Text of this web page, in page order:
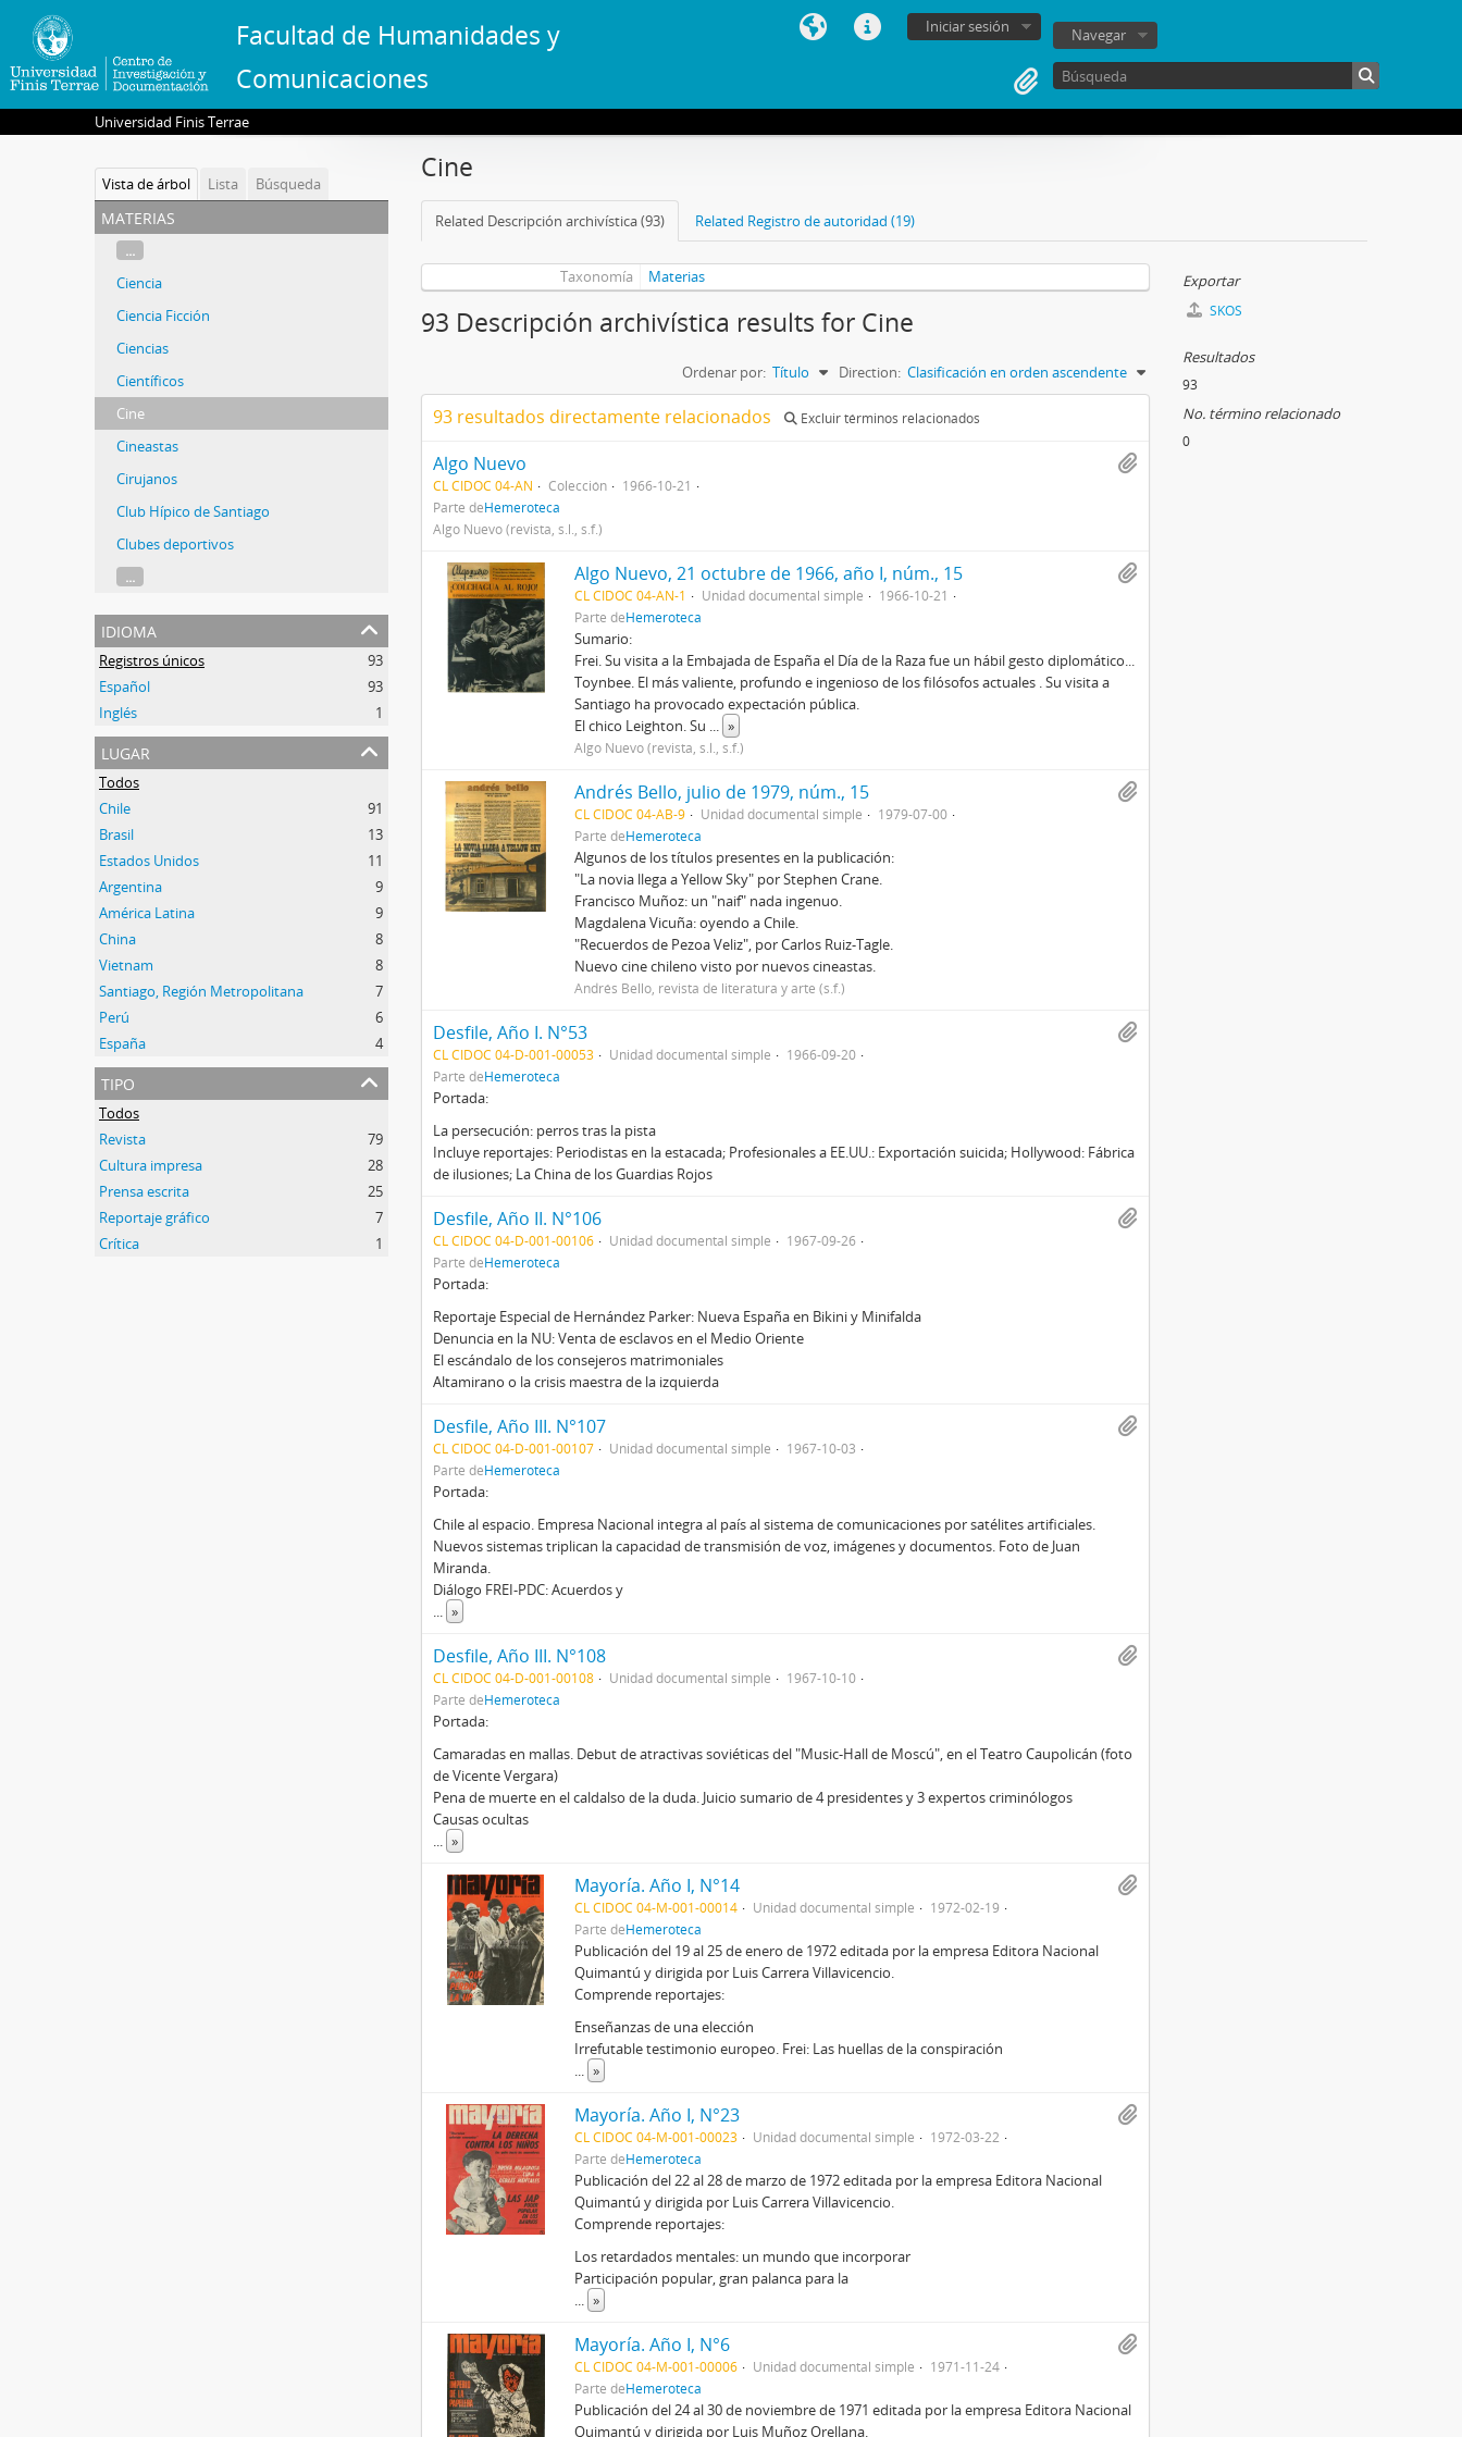
Facultad de Humanidades y
Comunicaciones
Iniciar sesión Navegar
Universidad Finis Terrae
Vista de árbol Lista Búsqueda
materias
...
Ciencia
Ciencia Ficción
Ciencias
Científicos
Cine
Cineastas
Cirujanos
Club Hípico de Santiago
Clubes deportivos
...
idioma
Registros únicos
93
Español
93
Inglés
1
lugar
Todos
Chile
91
Brasil
13
Estados Unidos
11
Argentina
9
América Latina
9
China
8
Vietnam
8
Santiago, Región Metropolitana
7
Perú
6
España
4
tipo
Todos
Revista
79
Cultura impresa
28
Prensa escrita
25
Reportaje gráfico
7
Crítica
1
Cine
Related Descripción archivística (93) Related Registro de autoridad (19)
Taxonomía Materias
93 Descripción archivística results for Cine
Ordenar por: Título Direction: Clasificación en orden ascendente
93 resultados directamente relacionados Excluir términos relacionados
Algo Nuevo
CL CIDOC 04-AN Colección
1966-10-21
Parte deHemeroteca
Algo Nuevo (revista, s.l., s.f.)
Algo Nuevo, 21 octubre de 1966, año I, núm., 15
CL CIDOC 04-AN-1 Unidad documental simple
1966-10-21
Parte deHemeroteca
Sumario:
Frei. Su visita a la Embajada de España el Día de la Raza fue un hábil gesto diplomático...
Toynbee. El más valiente, profundo e ingenioso de los filósofos actuales . Su visita a
Santiago ha provocado expectación pública.
El chico Leighton. Su ... »
Algo Nuevo (revista, s.l., s.f.)
Andrés Bello, julio de 1979, núm., 15
CL CIDOC 04-AB-9 Unidad documental simple
1979-07-00
Parte deHemeroteca
Algunos de los títulos presentes en la publicación:
"La novia llega a Yellow Sky" por Stephen Crane.
Francisco Muñoz: un "naif" nada ingenuo.
Magdalena Vicuña: oyendo a Chile.
"Recuerdos de Pezoa Veliz", por Carlos Ruiz-Tagle.
Nuevo cine chileno visto por nuevos cineastas.
Andrés Bello, revista de literatura y arte (s.f.)
Desfile, Año I. N°53
CL CIDOC 04-D-001-00053 Unidad documental simple
1966-09-20
Parte deHemeroteca
Portada:
La persecución: perros tras la pista
Incluye reportajes: Periodistas en la estacada; Profesionales a EE.UU.: Exportación suicida; Hollywood: Fábrica
de ilusiones; La China de los Guardias Rojos
Desfile, Año II. N°106
CL CIDOC 04-D-001-00106 Unidad documental simple
1967-09-26
Parte deHemeroteca
Portada:
Reportaje Especial de Hernández Parker: Nueva España en Bikini y Minifalda
Denuncia en la NU: Venta de esclavos en el Medio Oriente
El escándalo de los consejeros matrimoniales
Altamirano o la crisis maestra de la izquierda
Desfile, Año III. N°107
CL CIDOC 04-D-001-00107 Unidad documental simple
1967-10-03
Parte deHemeroteca
Portada:
Chile al espacio. Empresa Nacional integra al país al sistema de comunicaciones por satélites artificiales.
Nuevos sistemas triplican la capacidad de transmisión de voz, imágenes y documentos. Foto de Juan
Miranda.
Diálogo FREI-PDC: Acuerdos y
... »
Desfile, Año III. N°108
CL CIDOC 04-D-001-00108 Unidad documental simple
1967-10-10
Parte deHemeroteca
Portada:
Camaradas en mallas. Debut de atractivas soviéticas del "Music-Hall de Moscú", en el Teatro Caupolicán (foto
de Vicente Vergara)
Pena de muerte en el caldalso de la duda. Juicio sumario de 4 presidentes y 3 expertos criminólogos
Causas ocultas
... »
Mayoría. Año I, N°14
CL CIDOC 04-M-001-00014 Unidad documental simple
1972-02-19
Parte deHemeroteca
Publicación del 19 al 25 de enero de 1972 editada por la empresa Editora Nacional
Quimantú y dirigida por Luis Carrera Villavicencio.
Comprende reportajes:
Enseñanzas de una elección
Irrefutable testimonio europeo. Frei: Las huellas de la conspiración
... »
Mayoría. Año I, N°23
CL CIDOC 04-M-001-00023 Unidad documental simple
1972-03-22
Parte deHemeroteca
Publicación del 22 al 28 de marzo de 1972 editada por la empresa Editora Nacional
Quimantú y dirigida por Luis Carrera Villavicencio.
Comprende reportajes:
Los retardados mentales: un mundo que incorporar
Participación popular, gran palanca para la
... »
Mayoría. Año I, N°6
CL CIDOC 04-M-001-00006 Unidad documental simple
1971-11-24
Parte deHemeroteca
Publicación del 24 al 30 de noviembre de 1971 editada por la empresa Editora Nacional
Quimantú y dirigida por Luis Muñoz Orellana.
Exportar
SKOS
Resultados
93
No. término relacionado
0